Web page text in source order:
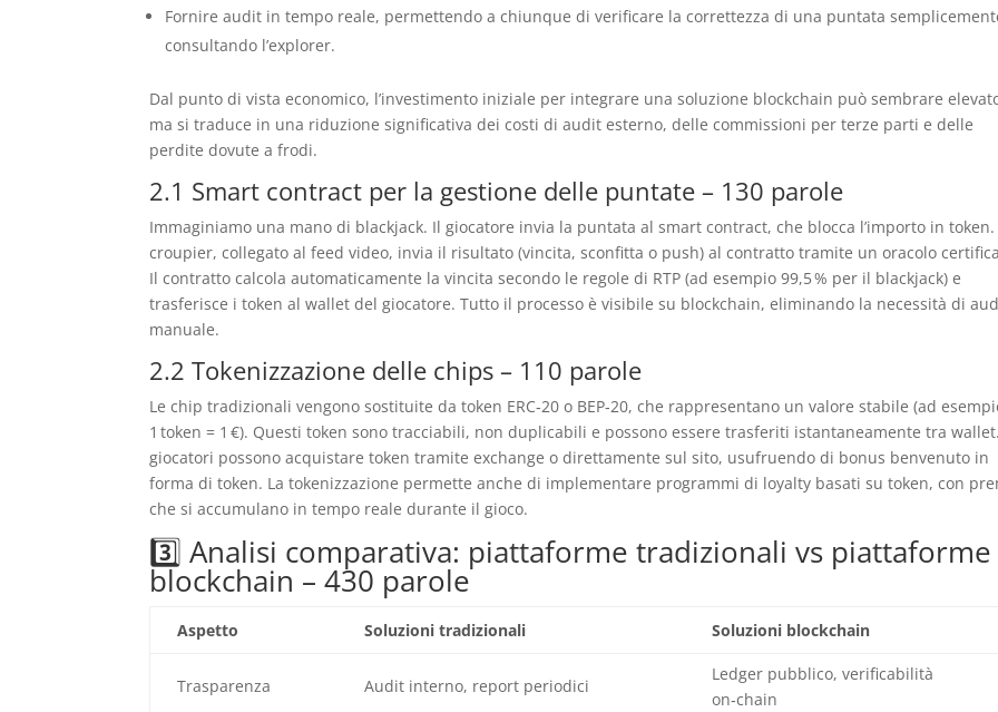
Fornire audit in tempo reale, permettendo a chiunque di verificare la correttezza di una puntata
consultando l’explorer.
Dal punto di vista economico, l’investimento iniziale per integrare una soluzione blockchain può sembrare
ma si traduce in una riduzione significativa dei costi di audit esterno, delle commissioni per terze parti e delle
perdite dovute a frodi.
2.1 Smart contract per la gestione delle puntate – 130 parole
Immaginiamo una mano di blackjack. Il giocatore invia la puntata al smart contract, che blocca l’importo in token.
croupier, collegato al feed video, invia il risultato (vincita, sconfitta o push) al contratto tramite un oracolo
Il contratto calcola automaticamente la vincita secondo le regole di RTP (ad esempio 99,5 % per il blackjack) e
trasferisce i token al wallet del giocatore. Tutto il processo è visibile su blockchain, eliminando la necessità di
manuale.
2.2 Tokenizzazione delle chips – 110 parole
Le chip tradizionali vengono sostituite da token ERC‑20 o BEP‑20, che rappresentano un valore stabile (ad
1 token = 1 €). Questi token sono tracciabili, non duplicabili e possono essere trasferiti istantaneamente tra
giocatori possono acquistare token tramite exchange o direttamente sul sito, usufruendo di bonus benvenuto in
forma di token. La tokenizzazione permette anche di implementare programmi di loyalty basati su token, con
che si accumulano in tempo reale durante il gioco.
3️⃣ Analisi comparativa: piattaforme tradizionali vs piattaforme
blockchain – 430 parole
Aspetto Soluzioni tradizionali Soluzioni blockchain
Trasparenza Audit interno, report periodici
Ledger pubblico, verificabilità
on‑chain